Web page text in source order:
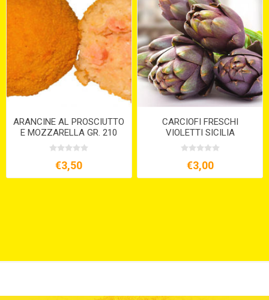
ARANCINE AL PROSCIUTTO
E MOZZARELLA GR. 210
€3,50
CARCIOFI FRESCHI
VIOLETTI SICILIA
€3,00